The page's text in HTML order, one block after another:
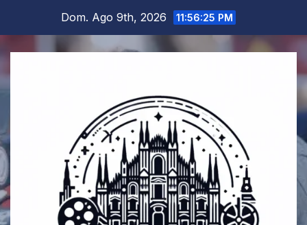
contenuto
Dom. Ago 9th, 2026 11:56:25 PM